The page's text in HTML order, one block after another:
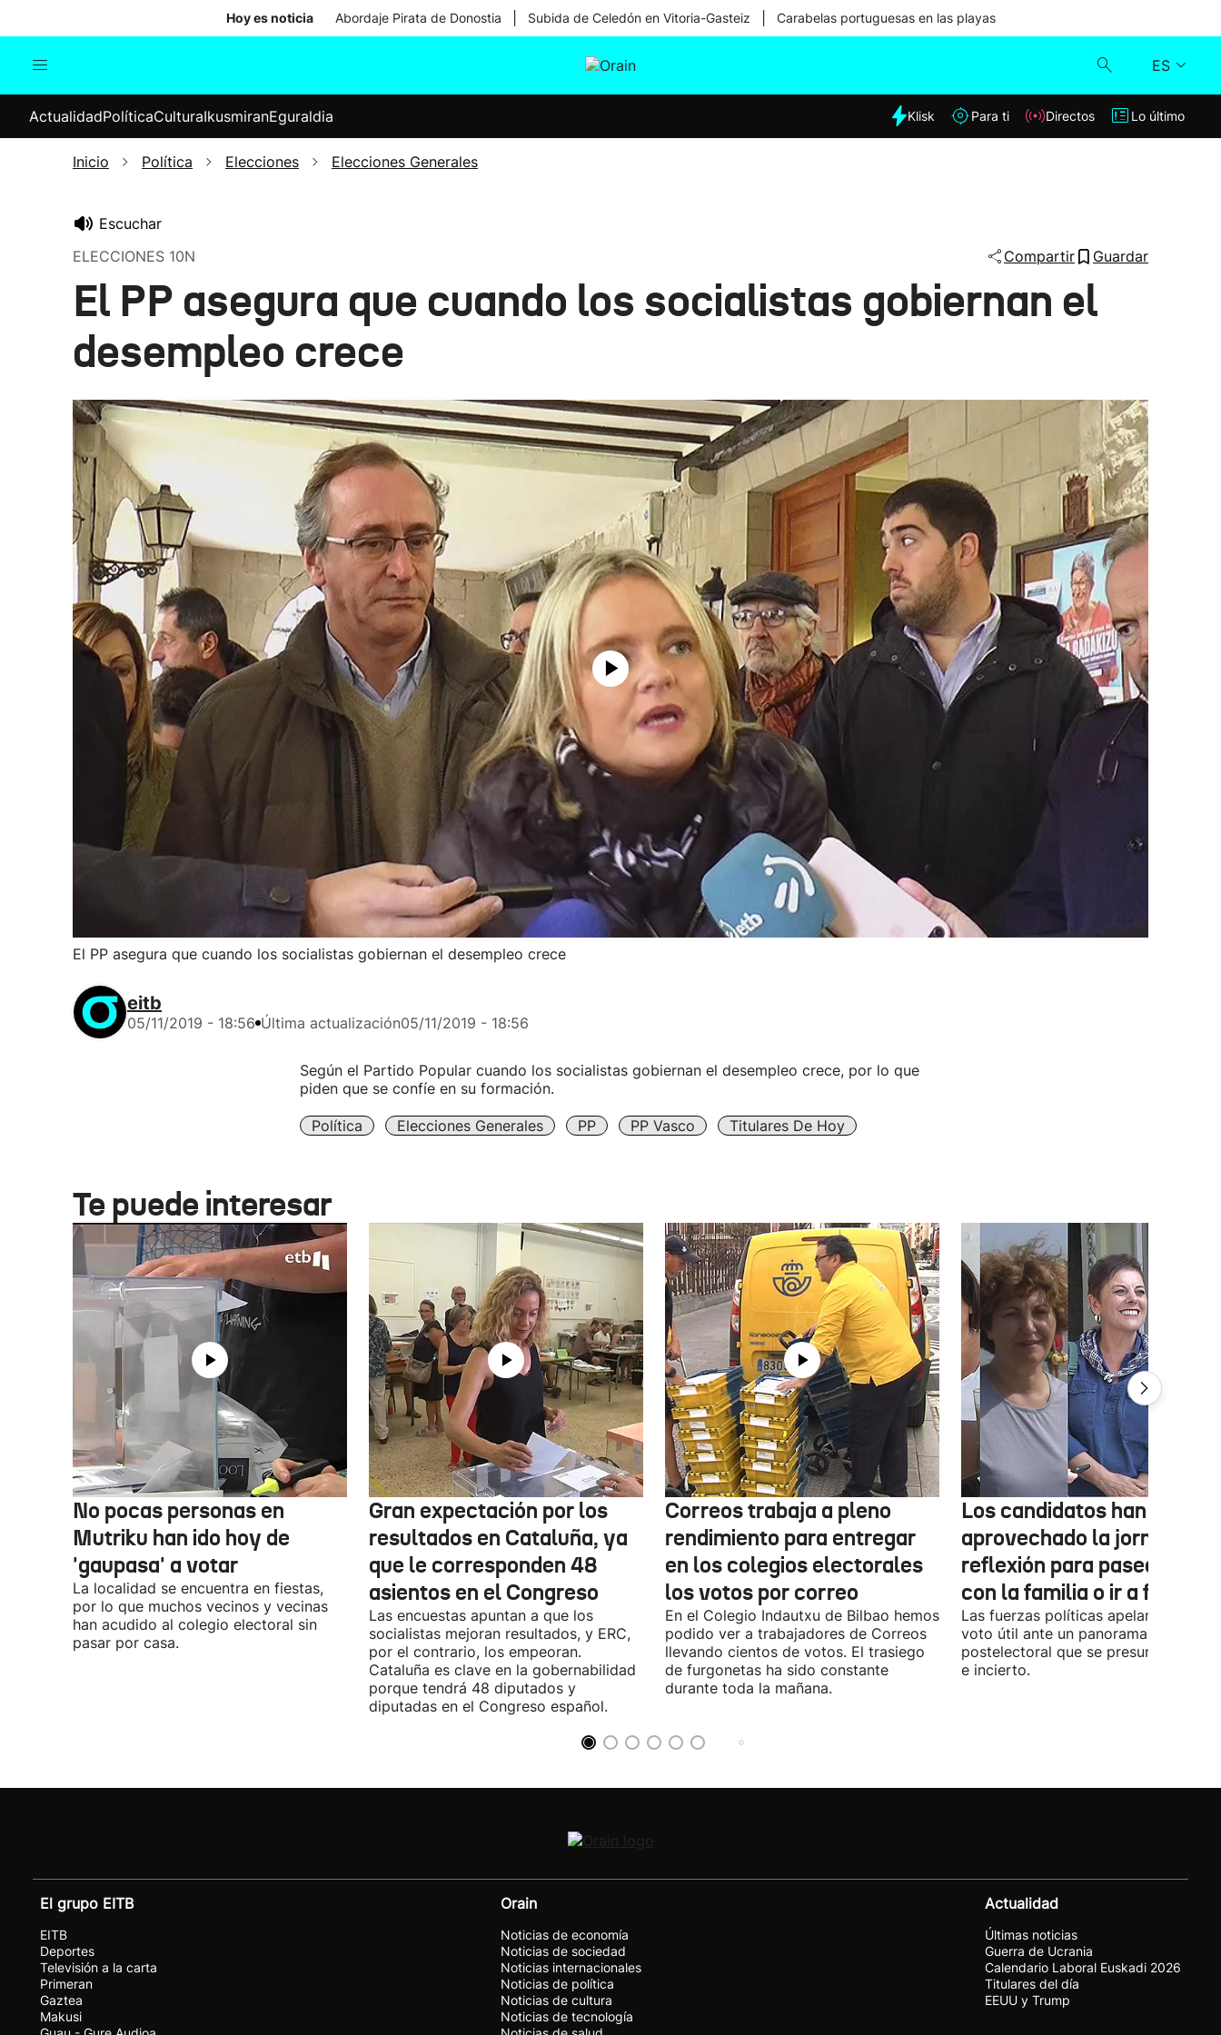
Hoy es noticia Abordaje Pirata de Donostia Subida de Celedón en Vitoria-Gasteiz Carabelas portuguesas en las playas
ES
Internacional
Elecciones
Klisk
ActualidadPolíticaCulturaIkusmiranEguraldia Klisk Para ti Directos Lo último
Inicio Política Elecciones Elecciones Generales
Escuchar
ELECCIONES 10N
Compartir Guardar
El PP asegura que cuando los socialistas gobiernan el
desempleo crece
El PP asegura que cuando los socialistas gobiernan el desempleo crece
eitb
05/11/2019 - 18:56 Última actualización05/11/2019 - 18:56
Según el Partido Popular cuando los socialistas gobiernan el desempleo crece, por lo que
piden que se confíe en su formación.
Política Elecciones Generales PP PP Vasco Titulares De Hoy
Te puede interesar
No pocas personas en
Mutriku han ido hoy de
'gaupasa' a votar
La localidad se encuentra en fiestas,
por lo que muchos vecinos y vecinas
han acudido al colegio electoral sin
pasar por casa.
Gran expectación por los
resultados en Cataluña, ya
que le corresponden 48
asientos en el Congreso
Las encuestas apuntan a que los
socialistas mejoran resultados, y ERC,
por el contrario, los empeoran.
Cataluña es clave en la gobernabilidad
porque tendrá 48 diputados y
diputadas en el Congreso español.
Correos trabaja a pleno
rendimiento para entregar
en los colegios electorales
los votos por correo
En el Colegio Indautxu de Bilbao hemos
podido ver a trabajadores de Correos
llevando cientos de votos. El trasiego
de furgonetas ha sido constante
durante toda la mañana.
Los candidatos han
aprovechado la jornada de
reflexión para pasear,
con la familia o ir a fiestas
Las fuerzas políticas apelaron ayer al
voto útil ante un panorama
postelectoral que se presume
e incierto.
El grupo EITB
EITB
Deportes
Televisión a la carta
Primeran
Gaztea
Makusi
Orain
Noticias de economía
Noticias de sociedad
Noticias internacionales
Noticias de política
Noticias de cultura
Noticias de tecnología
Actualidad
Últimas noticias
Guerra de Ucrania
Calendario Laboral Euskadi 2026
Titulares del día
EEUU y Trump